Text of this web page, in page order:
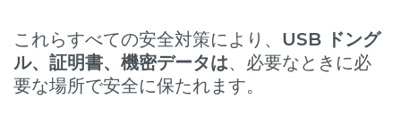
これらすべての安全対策により、 USB ドング
ル、証明書、機密データは、必要なときに必
要な場所で安全に保たれます。